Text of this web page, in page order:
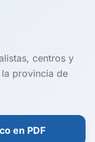
centros y
provincia de
en PDF